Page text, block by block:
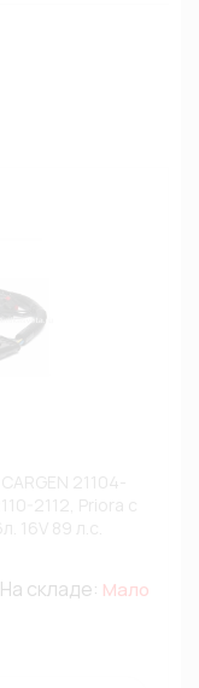
На складе: Мало